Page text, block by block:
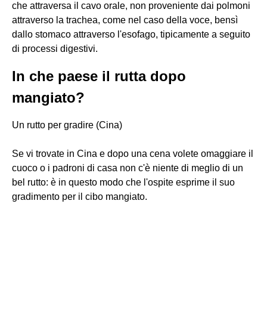
che attraversa il cavo orale, non proveniente dai polmoni
attraverso la trachea, come nel caso della voce, bensì
dallo stomaco attraverso l'esofago, tipicamente a seguito
di processi digestivi.
In che paese il rutta dopo
mangiato?
Un rutto per gradire (Cina)
Se vi trovate in Cina e dopo una cena volete omaggiare il
cuoco o i padroni di casa non c'è niente di meglio di un
bel rutto: è in questo modo che l'ospite esprime il suo
gradimento per il cibo mangiato.